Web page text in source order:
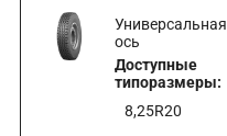
Универсальная
ось
Доступные
типоразмеры:
8,25R20